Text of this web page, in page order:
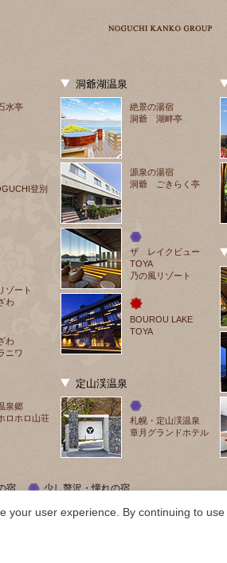
水亭
登別
ゾート
わ
わ
ニワ
泉郷
ホロ山荘
洞爺湖温泉
絶景の湯宿
洞爺 湖畔亭
源泉の湯宿
洞爺 ごきらく亭
ザ　レイクビュー
TOYA
乃の風リゾート
BOUROU LAKE
TOYA
定山渓温泉
札幌・定山渓温泉
章月グランドホテル
宿 少し贅沢・憧れの宿
2026 層雲峡温泉 層雲峡
your user experience. By continuing to